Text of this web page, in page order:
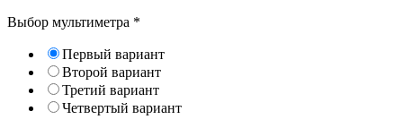
Выбор мультиметра *
Первый вариант
Второй вариант
Третий вариант
Четвертый вариант